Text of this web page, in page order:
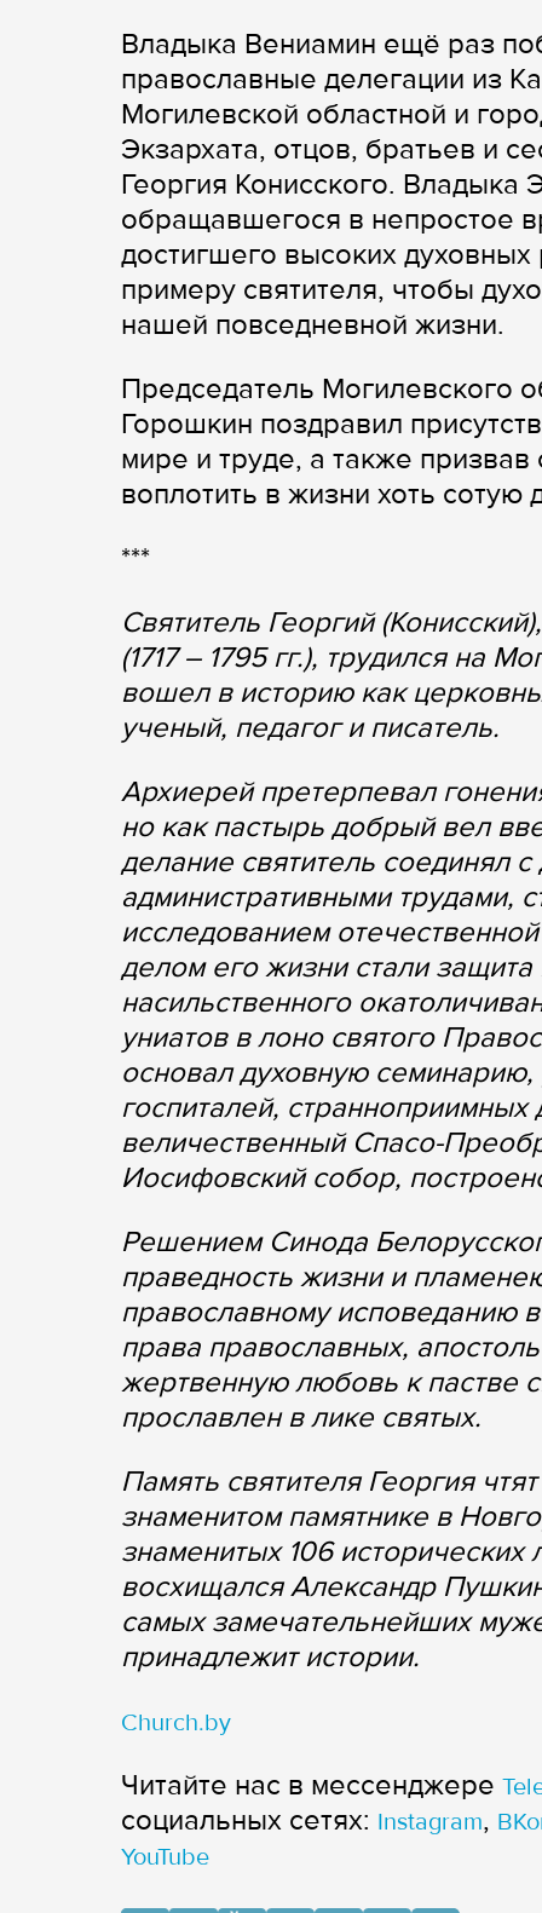
Владыка Вениамин ещё раз
православные делегации из
Могилевской областной и
Экзархата, отцов, братьев и
Георгия Конисского. Владыка
обращавшегося в непростое
достигшего высоких
примеру святителя, чтобы
нашей повседневной жизни.
Председатель Могилевского
Горошкин поздравил
мире и труде, а также призвав
воплотить в жизни хоть
***
Святитель Георгий
(1717 – 1795 гг.), трудился на
вошел в историю как
ученый, педагог и писатель.
Архиерей претерпевал
но как пастырь добрый вел
делание святитель соединял
административными трудами,
исследованием
делом его жизни стали
насильственного
униатов в лоно святого
основал духовную
госпиталей,
величественный Спасо-
Иосифовский собор,
Решением Синода
праведность жизни и
православному исповеданию
права православных,
жертвенную любовь к пастве
прославлен в лике святых.
Память святителя Георгия
знаменитом памятнике в
знаменитых 106
восхищался Александр
самых замечательнейших
принадлежит истории.
Church.by
Читайте нас в мессенджере
cоциальных сетях: Instagram,
YouTube